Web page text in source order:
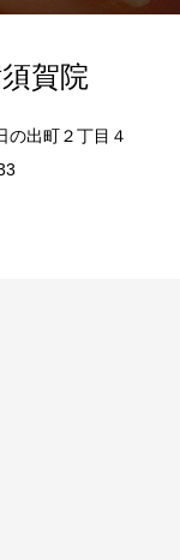
賀院
の出町２丁目４